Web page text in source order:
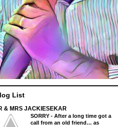
List
& MRS JACKIESEKAR
SORRY - After a long time got a
call from an old friend… as